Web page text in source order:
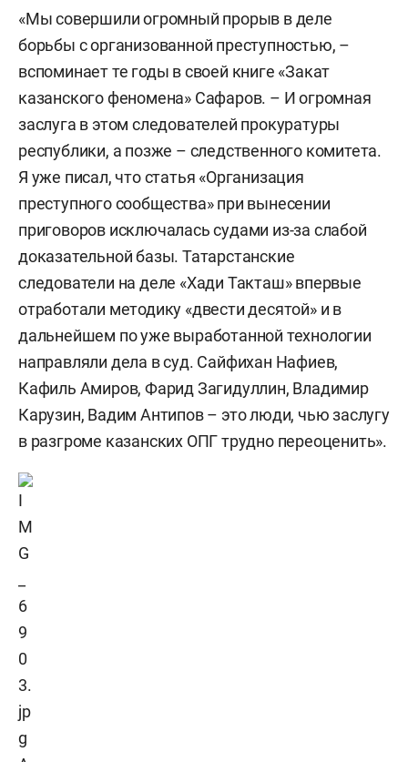
«Мы совершили огромный прорыв в деле
борьбы с организованной преступностью, –
вспоминает те годы в своей книге «Закат
казанского феномена» Сафаров. – И огромная
заслуга в этом следователей прокуратуры
республики, а позже – следственного комитета.
Я уже писал, что статья «Организация
преступного сообщества» при вынесении
приговоров исключалась судами из-за слабой
доказательной базы. Татарстанские
следователи на деле «Хади Такташ» впервые
отработали методику «двести десятой» и в
дальнейшем по уже выработанной технологии
направляли дела в суд. Сайфихан Нафиев,
Кафиль Амиров, Фарид Загидуллин, Владимир
Карузин, Вадим Антипов – это люди, чью заслугу
в разгроме казанских ОПГ трудно переоценить».